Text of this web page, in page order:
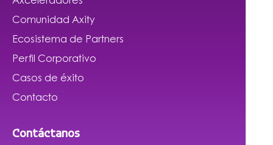
Comunidad Axity
Ecosistema de Partners
Perfil Corporativo
Casos de éxito
Contacto
Contáctanos